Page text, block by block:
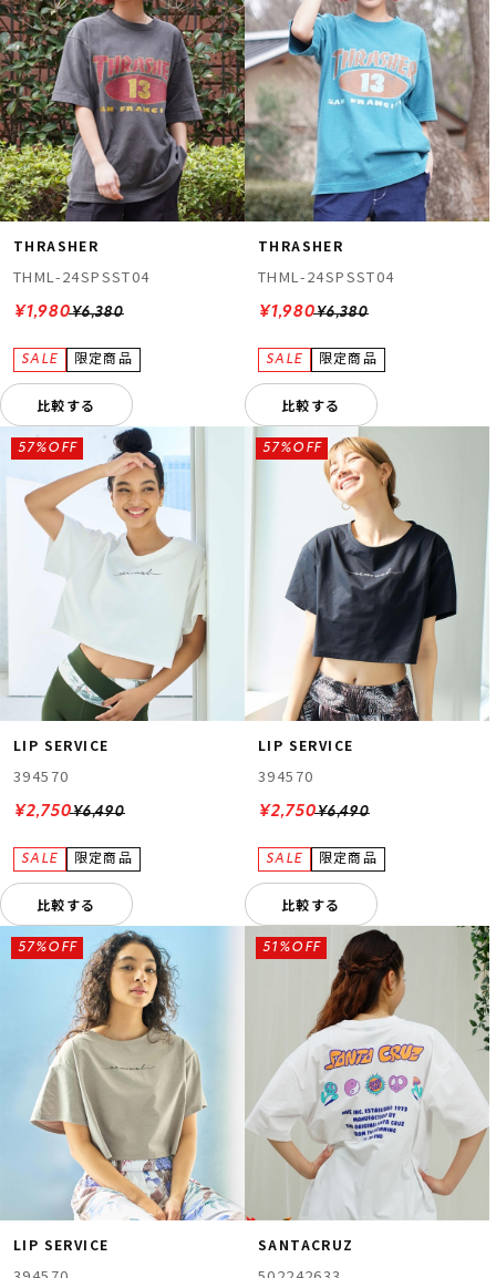
THRASHER
THML-24SPSST04
¥6,380
¥1,980
比較する
THRASHER
THML-24SPSST04
¥6,380
¥1,980
比較する
LIP SERVICE
394570
¥6,490
57%OFF
¥2,750
比較する
LIP SERVICE
394570
¥6,490
57%OFF
¥2,750
比較する
LIP SERVICE
57%OFF
SANTACRUZ
51%OFF